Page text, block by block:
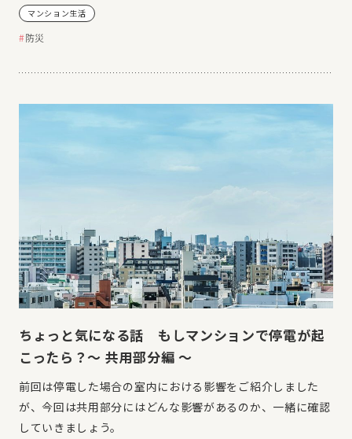
マンション生活
防災
ちょっと気になる話 もしマンションで停電が起
こったら？～ 共用部分編 ～
前回は停電した場合の室内における影響をご紹介しました
が、今回は共用部分にはどんな影響があるのか、一緒に確認
していきましょう。